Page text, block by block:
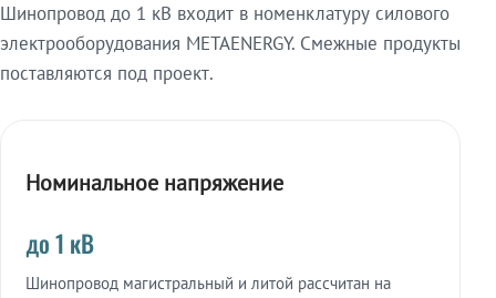
Шинопровод до 1 кВ входит в номенклатуру силового
электрооборудования METAENERGY. Смежные продукты
поставляются под проект.
Номинальное напряжение
до 1 кВ
Шинопровод магистральный и литой рассчитан на